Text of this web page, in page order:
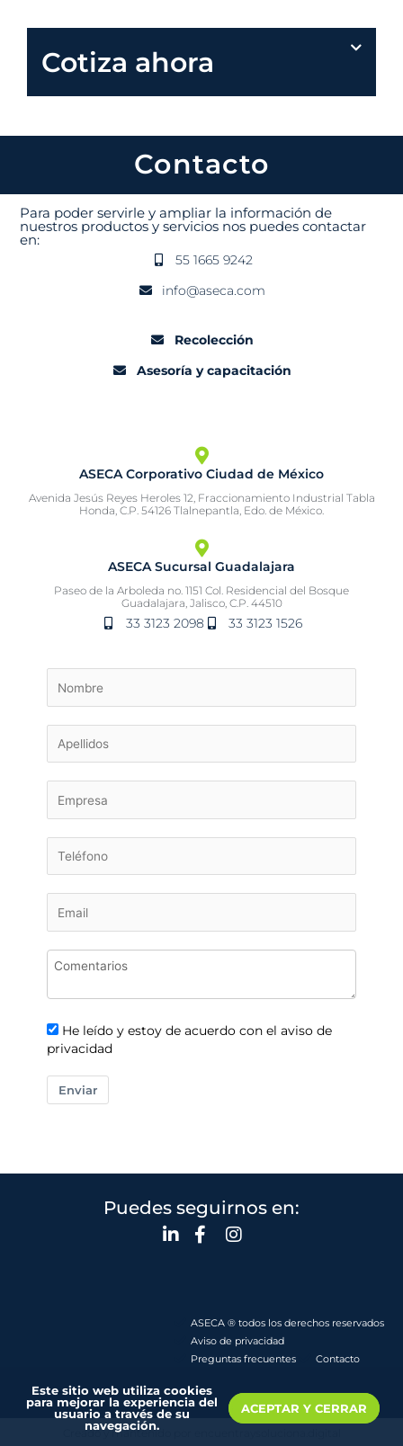
Cotiza ahora
Contacto
Para poder servirle y ampliar la información de
nuestros productos y servicios nos puedes contactar
en:
55 1665 9242
info@aseca.com
Recolección
Asesoría y capacitación
ASECA Corporativo Ciudad de México
Avenida Jesús Reyes Heroles 12, Fraccionamiento Industrial Tabla
Honda, C.P. 54126 Tlalnepantla, Edo. de México.
ASECA Sucursal Guadalajara
Paseo de la Arboleda no. 1151 Col. Residencial del Bosque
Guadalajara, Jalisco, C.P. 44510
33 3123 2098 33 3123 1526
He leído y estoy de acuerdo con el aviso de
privacidad
Enviar
Puedes seguirnos en:
ASECA ® todos los derechos reservados
Aviso de privacidad
Preguntas frecuentes
Contacto
Creado y mantenido por encuentraysoluciona.digital
Este sitio web utiliza cookies
para mejorar la experiencia del
usuario a través de su
navegación.
ACEPTAR Y CERRAR